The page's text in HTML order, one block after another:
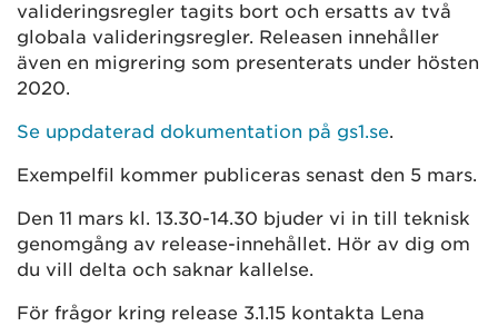
valideringsregler tagits bort och ersatts av två
globala valideringsregler. Releasen innehåller
även en migrering som presenterats under hösten
2020.
Se uppdaterad dokumentation på gs1.se.
Exempelfil kommer publiceras senast den 5 mars.
Den 11 mars kl. 13.30-14.30 bjuder vi in till teknisk
genomgång av release-innehållet. Hör av dig om
du vill delta och saknar kallelse.
För frågor kring release 3.1.15 kontakta Lena